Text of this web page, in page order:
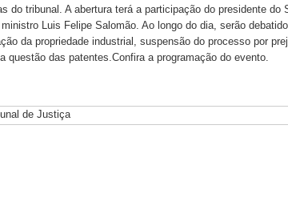
do tribunal. A abertura terá a participação do presidente do
Luis Felipe Salomão. Ao longo do dia, serão
da propriedade industrial, suspensão do processo por
questão das patentes.Confira a programação do evento.
de Justiça